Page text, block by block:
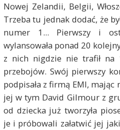
Nowej Zelandii, Belgii,
Trzeba tu jednak dodać, że
numer 1... Pierwszy i
wylansowała ponad 20
z nich nigdzie nie trafił
przebojów. Swój pierwszy
podpisała z firmą EMI, mając
jej w tym David Gilmour z
od dziecka już tworzyła
je i próbowali załatwić jej